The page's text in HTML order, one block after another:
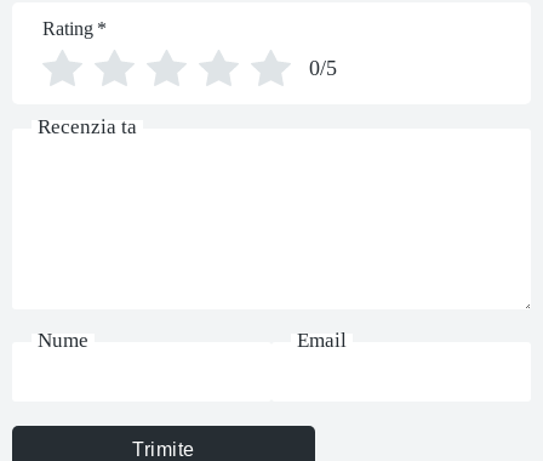
Rating *
0/5
Recenzia ta
Nume Email
Trimite